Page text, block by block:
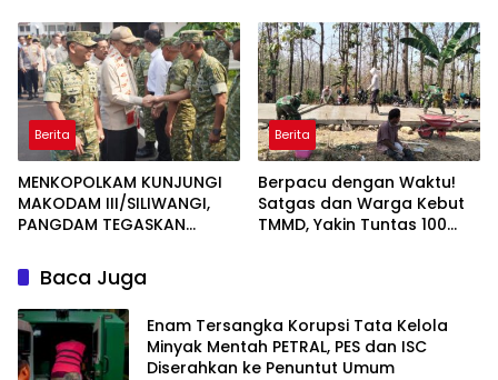
Khidmat
Berita
MENKOPOLKAM KUNJUNGI
MAKODAM III/SILIWANGI,
PANGDAM TEGASKAN
MENJAGA STABILITAS
NASIONAL
Berita
Berpacu dengan Waktu!
Satgas dan Warga Kebut
TMMD, Yakin Tuntas 100
Baca Juga
Enam Tersangka Korupsi Tata Kelola
Minyak Mentah PETRAL, PES dan ISC
Diserahkan ke Penuntut Umum